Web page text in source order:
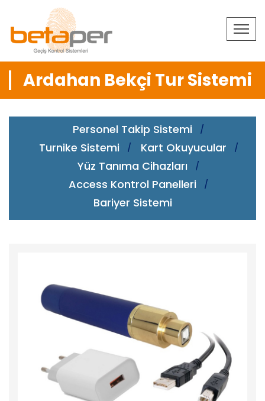
Ardahan Bekçi Tur Sistemi
Personel Takip Sistemi
Turnike Sistemi
Kart Okuyucular
Yüz Tanıma Cihazları
Access Kontrol Panelleri
Bariyer Sistemi